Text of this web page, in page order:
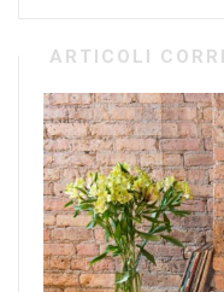
ARTICOLI